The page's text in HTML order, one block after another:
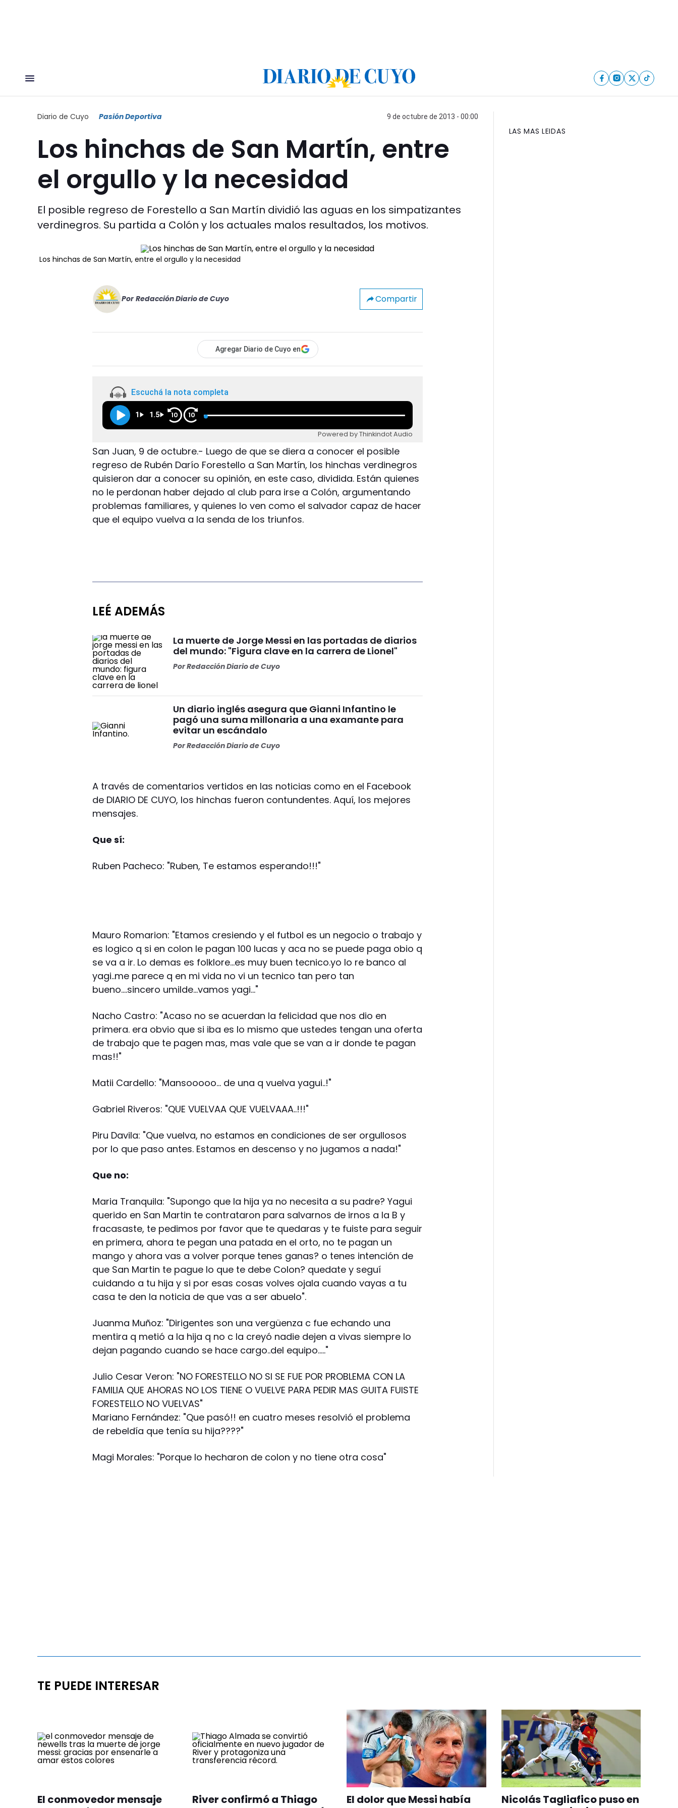
Diario de Cuyo Pasión Deportiva 9 de octubre de 2013 - 00:00
Los hinchas de San Martín, entre
el orgullo y la necesidad
El posible regreso de Forestello a San Martín dividió las aguas en los simpatizantes
verdinegros. Su partida a Colón y los actuales malos resultados, los motivos.
Los hinchas de San Martín, entre el orgullo y la necesidad
Por Redacción Diario de Cuyo Compartir
Agregar Diario de Cuyo en
Escuchá la nota completa
1 1.5 10 10
Powered by Thinkindot Audio
San Juan, 9 de octubre.- Luego de que se diera a conocer el posible
regreso de Rubén Darío Forestello a San Martín, los hinchas verdinegros
quisieron dar a conocer su opinión, en este caso, dividida. Están quienes
no le perdonan haber dejado al club para irse a Colón, argumentando
problemas familiares, y quienes lo ven como el salvador capaz de hacer
que el equipo vuelva a la senda de los triunfos.
LEÉ ADEMÁS
La muerte de Jorge Messi en las portadas de diarios
del mundo: "Figura clave en la carrera de Lionel"
PorRedacción Diario de Cuyo
Un diario inglés asegura que Gianni Infantino le
pagó una suma millonaria a una examante para
evitar un escándalo
PorRedacción Diario de Cuyo
A través de comentarios vertidos en las noticias como en el Facebook
de DIARIO DE CUYO, los hinchas fueron contundentes. Aquí, los mejores
mensajes.
Que sí:
Ruben Pacheco: "Ruben, Te estamos esperando!!!"
Mauro Romarion: "Etamos cresiendo y el futbol es un negocio o trabajo y
es logico q si en colon le pagan 100 lucas y aca no se puede paga obio q
se va a ir. Lo demas es folklore…es muy buen tecnico.yo lo re banco al
yagi..me parece q en mi vida no vi un tecnico tan pero tan
bueno….sincero umilde…vamos yagi…"
Nacho Castro: "Acaso no se acuerdan la felicidad que nos dio en
primera. era obvio que si iba es lo mismo que ustedes tengan una oferta
de trabajo que te pagen mas, mas vale que se van a ir donde te pagan
mas!!"
Matii Cardello: "Mansooooo… de una q vuelva yagui..!"
Gabriel Riveros: "QUE VUELVAA QUE VUELVAAA..!!!"
Piru Davila: "Que vuelva, no estamos en condiciones de ser orgullosos
por lo que paso antes. Estamos en descenso y no jugamos a nada!"
Que no:
Maria Tranquila: "Supongo que la hija ya no necesita a su padre? Yagui
querido en San Martin te contrataron para salvarnos de irnos a la B y
fracasaste, te pedimos por favor que te quedaras y te fuiste para seguir
en primera, ahora te pegan una patada en el orto, no te pagan un
mango y ahora vas a volver porque tenes ganas? o tenes intención de
que San Martin te pague lo que te debe Colon? quedate y seguí
cuidando a tu hija y si por esas cosas volves ojala cuando vayas a tu
casa te den la noticia de que vas a ser abuelo".
Juanma Muñoz: "Dirigentes son una vergüenza c fue echando una
mentira q metió a la hija q no c la creyó nadie dejen a vivas siempre lo
dejan pagando cuando se hace cargo..del equipo….."
Julio Cesar Veron: "NO FORESTELLO NO SI SE FUE POR PROBLEMA CON LA
FAMILIA QUE AHORAS NO LOS TIENE O VUELVE PARA PEDIR MAS GUITA FUISTE
FORESTELLO NO VUELVAS"
Mariano Fernández: "Que pasó!! en cuatro meses resolvió el problema
de rebeldía que tenía su hija????"
Magi Morales: "Porque lo hecharon de colon y no tiene otra cosa"
LAS MAS LEIDAS
TE PUEDE INTERESAR
El conmovedor mensaje
River confirmó a Thiago
El dolor que Messi había
Nicolás Tagliafico puso en